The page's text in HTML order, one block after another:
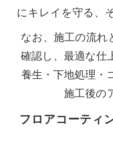
にキレイを守る、
なお、施工の流れ
確認し、最適な仕
養生・下地処理・
施工後の
フロアコーティ